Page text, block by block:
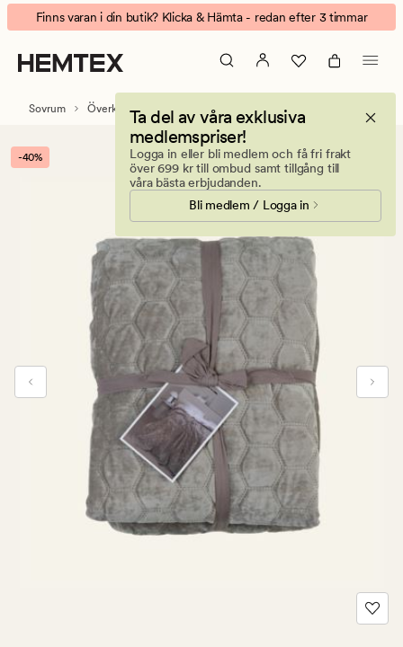
Wilhelmine
överkast
sand
Animerad
banner.
Klicka
på
att
pausa.
Finns varan i din butik? Klicka & Hämta - redan efter 3 timmar
Ta del av våra exklusiva
medlemspriser!
Logga in eller bli medlem och få fri frakt
över 699 kr till ombud samt tillgång till
våra bästa erbjudanden.
Bli medlem / Logga in
Sovrum Överkast
-40%